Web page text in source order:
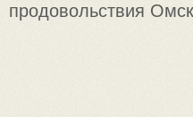
продовольствия